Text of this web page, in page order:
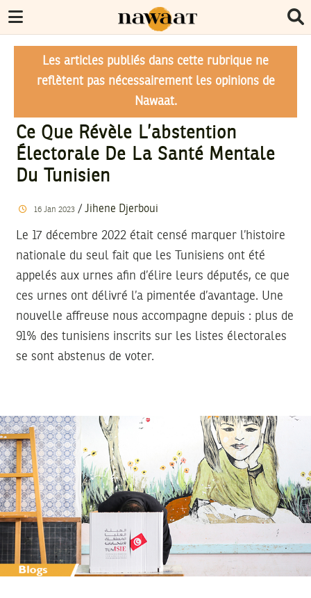
Les articles publiés dans cette rubrique ne
reflètent pas nécessairement les opinions de
Nawaat.
Ce Que Révèle L’abstention
Électorale De La Santé Mentale
Du Tunisien
16 Jan 2023/ Jihene Djerboui
Le 17 décembre 2022 était censé marquer l’histoire
nationale du seul fait que les Tunisiens ont été
appelés aux urnes afin d’élire leurs députés, ce que
ces urnes ont délivré l’a pimentée d’avantage. Une
nouvelle affreuse nous accompagne depuis : plus de
91% des tunisiens inscrits sur les listes électorales
se sont abstenus de voter.